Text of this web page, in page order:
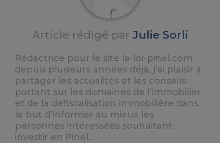
Article rédigé par Julie Sorli
Rédactrice pour le site la-loi-pinel.com
depuis plusieurs années déjà, j’ai plaisir à
partager les actualités et les conseils
portant sur les domaines de l’immobilier
et de la défiscalisation immobilière dans
le but d’informer au mieux les
personnes intéressées souhaitant
investir en Pinel.